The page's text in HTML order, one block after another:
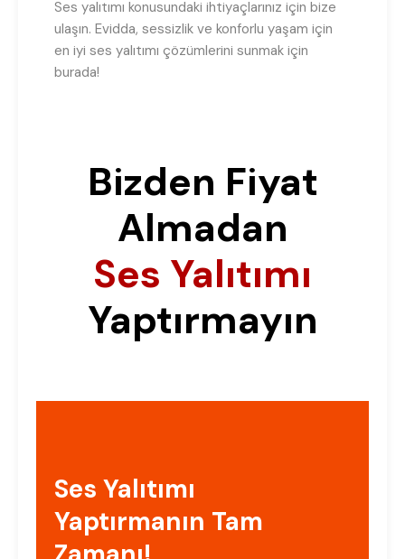
Ses yalıtımı konusundaki ihtiyaçlarınız için bize
ulaşın. Evidda, sessizlik ve konforlu yaşam için
en iyi ses yalıtımı çözümlerini sunmak için
burada!
Bizden Fiyat
Almadan
Ses Yalıtımı
Yaptırmayın
Ses Yalıtımı
Yaptırmanın Tam